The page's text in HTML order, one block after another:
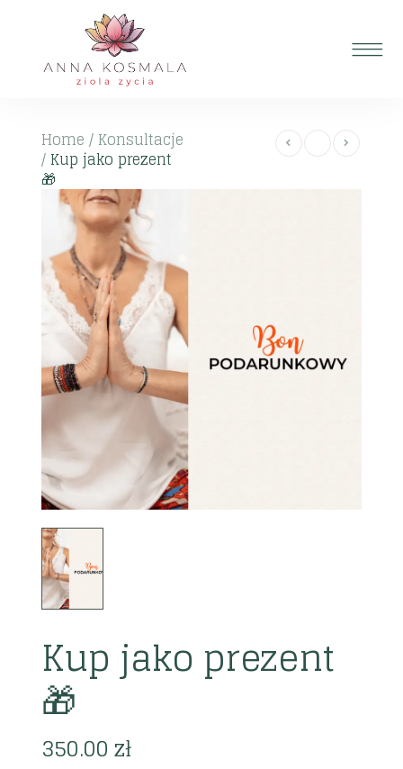
Home / Konsultacje
/ Kup jako prezent
🎁
Kup jako prezent
🎁
350.00zł